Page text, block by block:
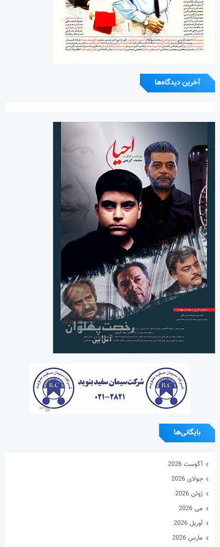
آخرین دیدگاه‌ها
بایگانی‌ها
آگوست 2026
ژوئن 2026
می 2026
آوریل 2026
مارس 2026
فوریه 2026
ژانویه 2026
دسامبر 2025
نوامبر 2025